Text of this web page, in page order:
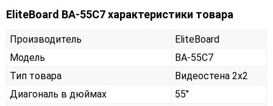
EliteBoard BA-55C7 характеристики товара
Производитель
EliteBoard
Модель
BA-55C7
Тип товара
Видеостена 2х2
Диагональ в дюймах
55"